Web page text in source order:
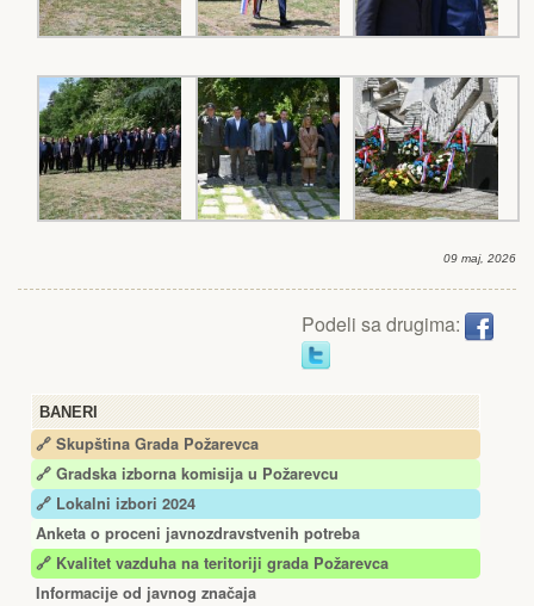
BANERI
🔗 Skupština Grada Požarevca
🔗 Gradska izborna komisija u Požarevcu
🔗 Lokalni izbori 2024
Anketa o proceni javnozdravstvenih potreba
🔗 Kvalitet vazduha na teritoriji grada Požarevca
Informacije od javnog značaja
09 maj, 2026
Podeli sa drugima: